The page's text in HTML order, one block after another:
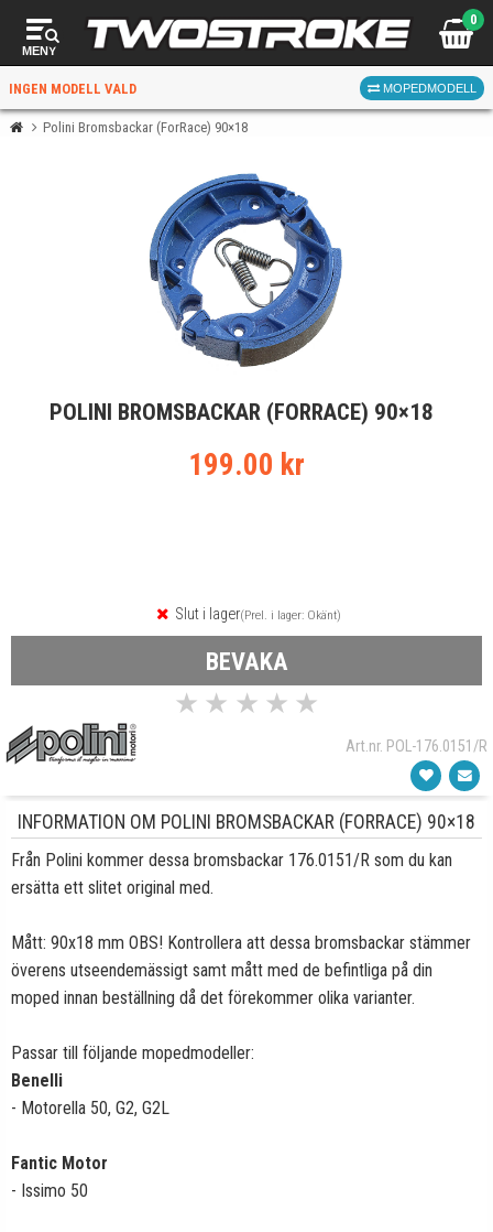
MENY
0
INGEN MODELL VALD MOPEDMODELL
VÄLJ MOPEDFÖR RÄTT DELAR
VÄLJ
När du valt kommer butiken visa delar för vald moped
Polini Bromsbackar (ForRace) 90×18
POLINI BROMSBACKAR (FORRACE) 90×18
199.00 kr
Slut i lager(Prel. i lager: Okänt)
BEVAKA
★ ★ ★ ★ ★
Art.nr. POL-176.0151/R
INFORMATION OM POLINI BROMSBACKAR (FORRACE) 90×18
Från Polini kommer dessa bromsbackar 176.0151/R som du kan
ersätta ett slitet original med.
Mått: 90x18 mm OBS! Kontrollera att dessa bromsbackar stämmer
överens utseendemässigt samt mått med de befintliga på din
moped innan beställning då det förekommer olika varianter.
Passar till följande mopedmodeller:
Benelli
- Motorella 50, G2, G2L
Fantic Motor
- Issimo 50